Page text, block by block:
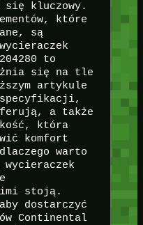
się kluczowy.
które
są
to
się na tle
artykule
a także
która
komfort
warto
wycieraczek
stoją.
dostarczyć
Continental